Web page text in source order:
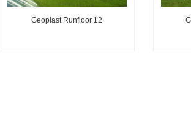
Geoplast Runfloor 12